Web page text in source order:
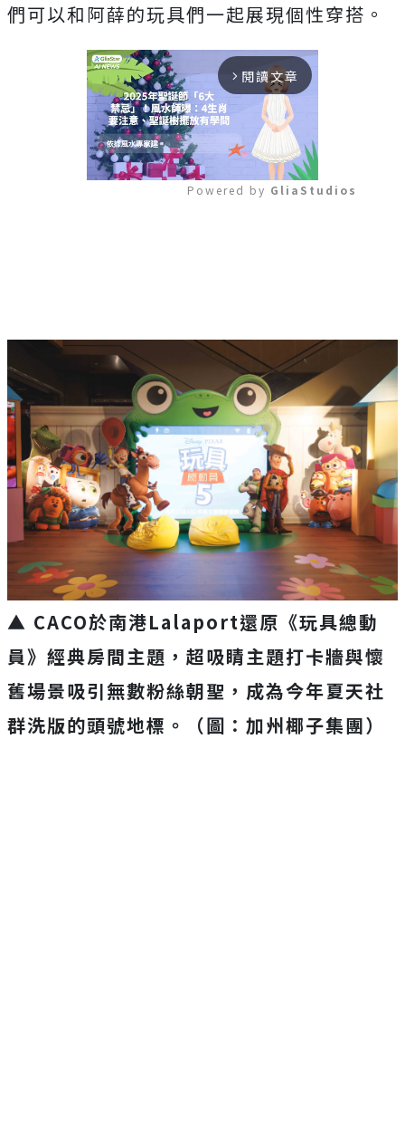
們可以和阿薛的玩具們一起展現個性穿搭。
arrow_forward_ios 閱讀文章
Powered by GliaStudios
▲ CACO於南港Lalaport還原《玩具總動
員》經典房間主題，超吸睛主題打卡牆與懷
舊場景吸引無數粉絲朝聖，成為今年夏天社
群洗版的頭號地標。（圖：加州椰子集團）